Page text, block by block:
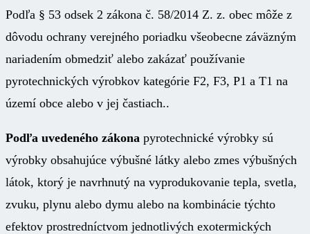
Podľa § 53 odsek 2 zákona č. 58/2014 Z. z. obec môže z
dôvodu ochrany verejného poriadku všeobecne záväzným
nariadením obmedziť alebo zakázať používanie
pyrotechnických výrobkov kategórie F2, F3, P1 a T1 na
území obce alebo v jej častiach..
Podľa uvedeného zákona pyrotechnické výrobky sú
výrobky obsahujúce výbušné látky alebo zmes výbušných
látok, ktorý je navrhnutý na vyprodukovanie tepla, svetla,
zvuku, plynu alebo dymu alebo na kombinácie týchto
efektov prostredníctvom jednotlivých exotermických